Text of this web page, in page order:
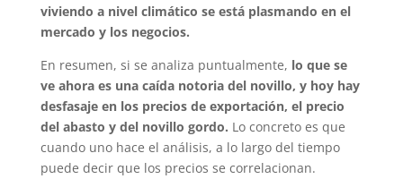
viviendo a nivel climático se está plasmando en el
mercado y los negocios.
En resumen, si se analiza puntualmente, lo que se
ve ahora es una caída notoria del novillo, y hoy hay
desfasaje en los precios de exportación, el precio
del abasto y del novillo gordo. Lo concreto es que
cuando uno hace el análisis, a lo largo del tiempo
puede decir que los precios se correlacionan.